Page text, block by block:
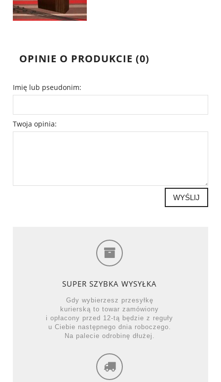
OPINIE O PRODUKCIE (0)
Imię lub pseudonim:
Twoja opinia:
WYŚLIJ
SUPER SZYBKA WYSYŁKA
Gdy wybierzesz przesyłkę
kurierską to towar zamówiony
i opłacony przed 12-tą będzie z reguły
u Ciebie następnego dnia roboczego.
Na palecie odrobinę dłużej.